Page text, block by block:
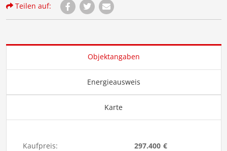
Teilen auf:
Objektangaben
Energieausweis
Karte
Kaufpreis:
297.400 €